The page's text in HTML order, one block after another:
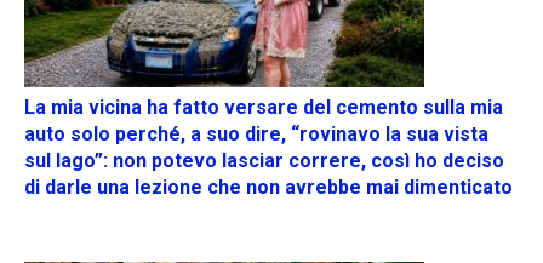
La mia vicina ha fatto versare del cemento sulla mia
auto solo perché, a suo dire, “rovinavo la sua vista
sul lago”: non potevo lasciar correre, così ho deciso
di darle una lezione che non avrebbe mai dimenticato